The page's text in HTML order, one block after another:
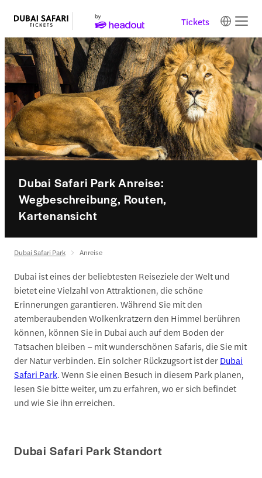
Tickets
Dubai Safari Park Anreise:
Wegbeschreibung, Routen,
Kartenansicht
Dubai Safari Park Anreise
Dubai ist eines der beliebtesten Reiseziele der Welt und
bietet eine Vielzahl von Attraktionen, die schöne
Erinnerungen garantieren. Während Sie mit den
atemberaubenden Wolkenkratzern den Himmel berühren
können, können Sie in Dubai auch auf dem Boden der
Tatsachen bleiben – mit wunderschönen Safaris, die Sie mit
der Natur verbinden. Ein solcher Rückzugsort ist derDubai
Safari Park. Wenn Sie einen Besuch in diesem Park planen,
lesen Sie bitte weiter, um zu erfahren, wo er sich befindet
und wie Sie ihn erreichen.
Dubai Safari Park Standort